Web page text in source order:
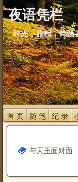
夜语凭栏
时光，旅程，诗酒
首 页 随 笔 纪 录
与天王面对面